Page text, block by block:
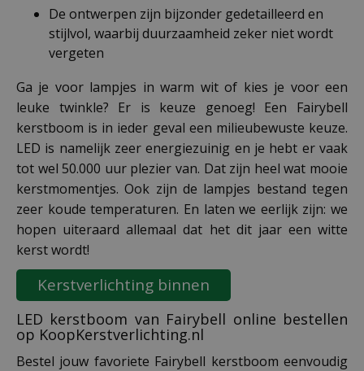
De ontwerpen zijn bijzonder gedetailleerd en
stijlvol, waarbij duurzaamheid zeker niet wordt
vergeten
Ga je voor lampjes in warm wit of kies je voor een
leuke twinkle? Er is keuze genoeg! Een Fairybell
kerstboom is in ieder geval een milieubewuste keuze.
LED is namelijk zeer energiezuinig en je hebt er vaak
tot wel 50.000 uur plezier van. Dat zijn heel wat mooie
kerstmomentjes. Ook zijn de lampjes bestand tegen
zeer koude temperaturen. En laten we eerlijk zijn: we
hopen uiteraard allemaal dat het dit jaar een witte
kerst wordt!
Kerstverlichting binnen
LED kerstboom van Fairybell online bestellen
op KoopKerstverlichting.nl
Bestel jouw favoriete Fairybell kerstboom eenvoudig